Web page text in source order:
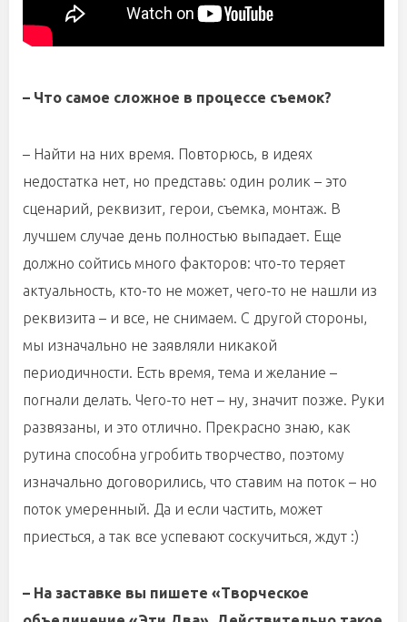
– Что самое сложное в процессе съемок?
– Найти на них время. Повторюсь, в идеях
недостатка нет, но представь: один ролик – это
сценарий, реквизит, герои, съемка, монтаж. В
лучшем случае день полностью выпадает. Еще
должно сойтись много факторов: что-то теряет
актуальность, кто-то не может, чего-то не нашли из
реквизита – и все, не снимаем. С другой стороны,
мы изначально не заявляли никакой
периодичности. Есть время, тема и желание –
погнали делать. Чего-то нет – ну, значит позже. Руки
развязаны, и это отлично. Прекрасно знаю, как
рутина способна угробить творчество, поэтому
изначально договорились, что ставим на поток – но
поток умеренный. Да и если частить, может
приесться, а так все успевают соскучиться, ждут :)
– На заставке вы пишете «Творческое